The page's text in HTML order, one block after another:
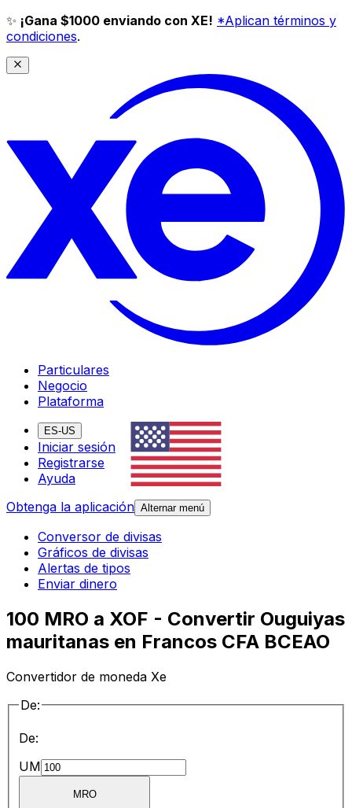
✨ ¡Gana $1000 enviando con XE! *Aplican términos y
condiciones.
Particulares
Negocio
Plataforma
ES-US
Iniciar sesión
Registrarse
Ayuda
Obtenga la aplicación Alternar menú
Conversor de divisas
Gráficos de divisas
Alertas de tipos
Enviar dinero
100 MRO a XOF - Convertir Ouguiyas
mauritanas en Francos CFA BCEAO
Convertidor de moneda Xe
De:
De:
UM
MRO